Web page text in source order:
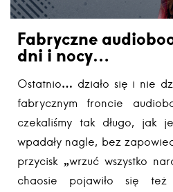
Fabryczne
dni i nocy…
Ostatnio… działo się i nie
fabrycznym froncie
czekaliśmy tak długo, jak
wpadały nagle, bez
przycisk „wrzuć wszystko
chaosie pojawiło się